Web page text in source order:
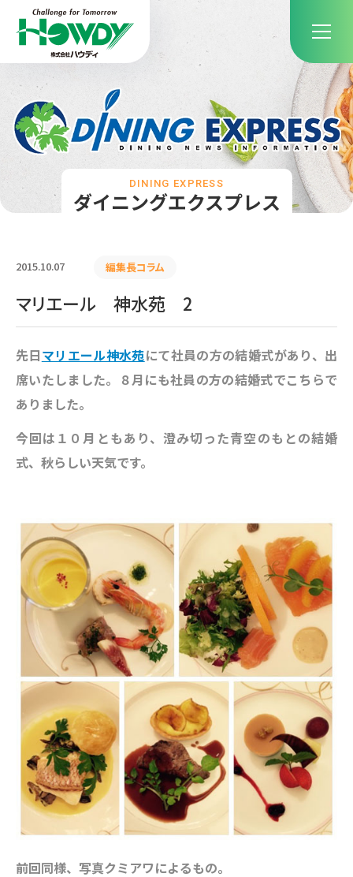
ダイニングエクスプレス
DINING EXPRESS
2015.10.07 編集長コラム
マリエール 神水苑 2
先日マリエール神水苑にて社員の方の結婚式があり、出
席いたしました。８月にも社員の方の結婚式でこちらで
ありました。
今回は１０月ともあり、澄み切った青空のもとの結婚
式、秋らしい天気です。
前回同様、写真クミアワによるもの。